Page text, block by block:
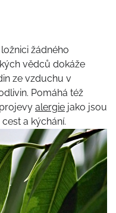
žádného
vědců dokáže
ze vzduchu v
Pomáhá též
alergie jako jsou
a kýchání.